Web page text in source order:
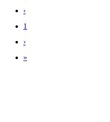
‹
1
›
»